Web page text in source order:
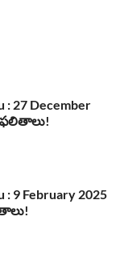
: 27 December
: 9 February 2025